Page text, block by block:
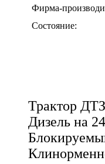
Фирма-
Состояние:
Трактор
Дизель на